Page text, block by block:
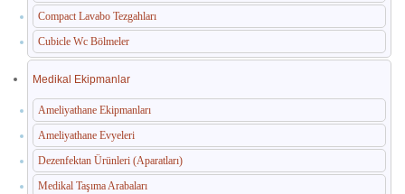
Compact Lavabo Tezgahları
Cubicle Wc Bölmeler
Medikal Ekipmanlar
Ameliyathane Ekipmanları
Ameliyathane Evyeleri
Dezenfektan Ürünleri (Aparatları)
Medikal Taşıma Arabaları